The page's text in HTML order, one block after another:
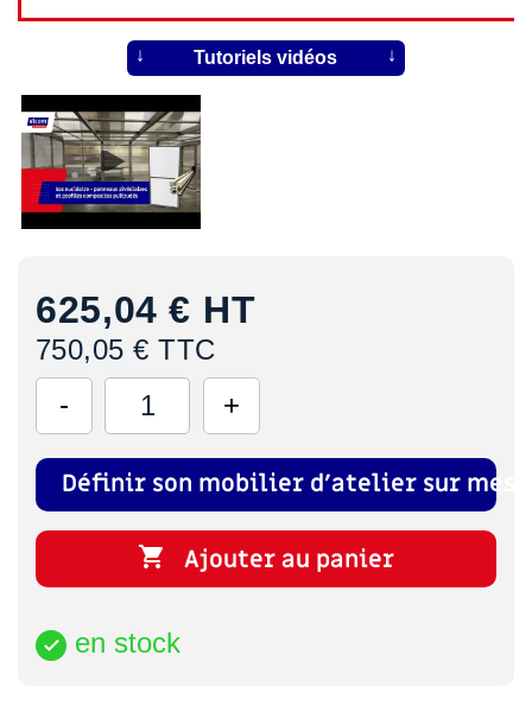
Tutoriels vidéos
625,04 € HT
750,05 € TTC
Définir son mobilier d'atelier sur
 Ajouter au panier
 en stock